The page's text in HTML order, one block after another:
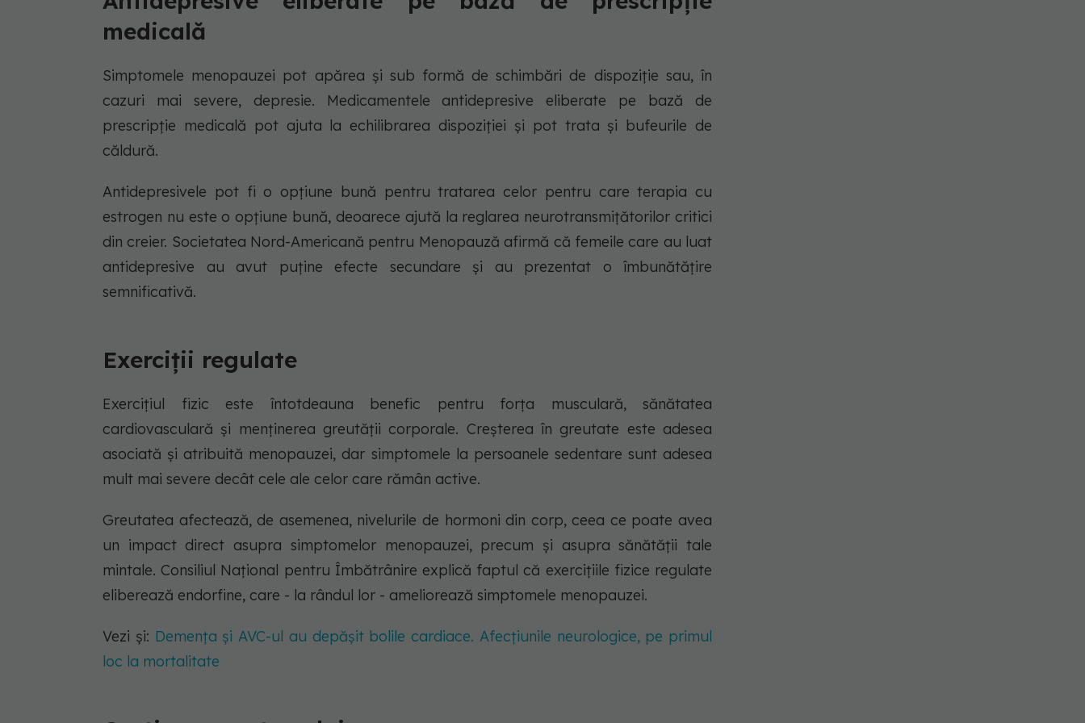
medicală
Simptomele menopauzei pot apărea și sub formă de schimbări de dispoziție sau, în
cazuri mai severe, depresie. Medicamentele antidepresive eliberate pe bază de
prescripție medicală pot ajuta la echilibrarea dispoziției și pot trata și bufeurile de
căldură.
Antidepresivele pot fi o opțiune bună pentru tratarea celor pentru care terapia cu
estrogen nu este o opțiune bună, deoarece ajută la reglarea neurotransmițătorilor critici
din creier. Societatea Nord-Americană pentru Menopauză afirmă că femeile care au luat
antidepresive au avut puține efecte secundare și au prezentat o îmbunătățire
semnificativă.
Exerciții regulate
Exercițiul fizic este întotdeauna benefic pentru forța musculară, sănătatea
cardiovasculară și menținerea greutății corporale. Creșterea în greutate este adesea
asociată și atribuită menopauzei, dar simptomele la persoanele sedentare sunt adesea
mult mai severe decât cele ale celor care rămân active.
Greutatea afectează, de asemenea, nivelurile de hormoni din corp, ceea ce poate avea
un impact direct asupra simptomelor menopauzei, precum și asupra sănătății tale
mintale. Consiliul Național pentru Îmbătrânire explică faptul că exercițiile fizice regulate
eliberează endorfine, care - la rândul lor - ameliorează simptomele menopauzei.
Vezi și: Demența și AVC-ul au depășit bolile cardiace. Afecțiunile neurologice, pe primul
loc la mortalitate